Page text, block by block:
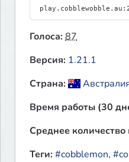
Голоса:87
Версия: 1.21.1
Страна:
Время работы (30
Среднее
Теги:#cobblemon,